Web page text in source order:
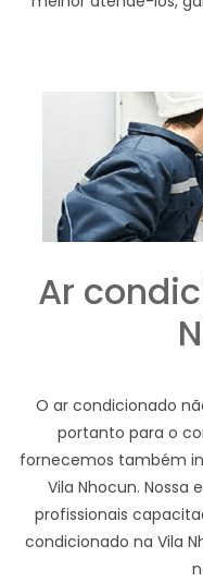
Ar
O ar condicionado
portanto para o
fornecemos também
Vila Nhocun.
profissionais
condicionado na Vila